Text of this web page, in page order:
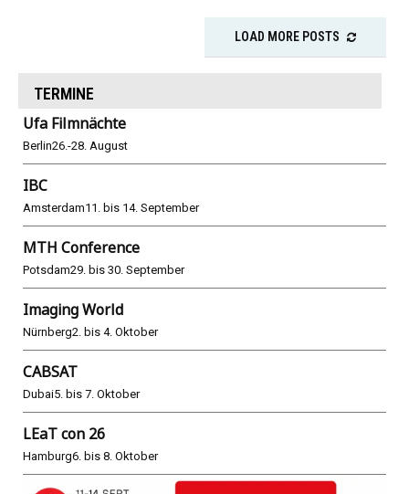
LOAD MORE POSTS
TERMINE
Ufa Filmnächte
Berlin26.-28. August
IBC
Amsterdam11. bis 14. September
MTH Conference
Potsdam29. bis 30. September
Imaging World
Nürnberg2. bis 4. Oktober
CABSAT
Dubai5. bis 7. Oktober
LEaT con 26
Hamburg6. bis 8. Oktober